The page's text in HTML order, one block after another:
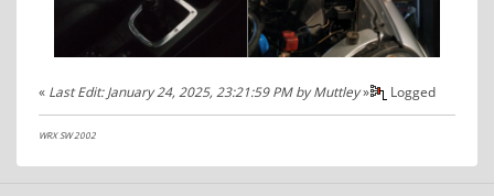
« Last Edit: January 24, 2025, 23:21:59 PM by Muttley» Logged
WRX SW 2002